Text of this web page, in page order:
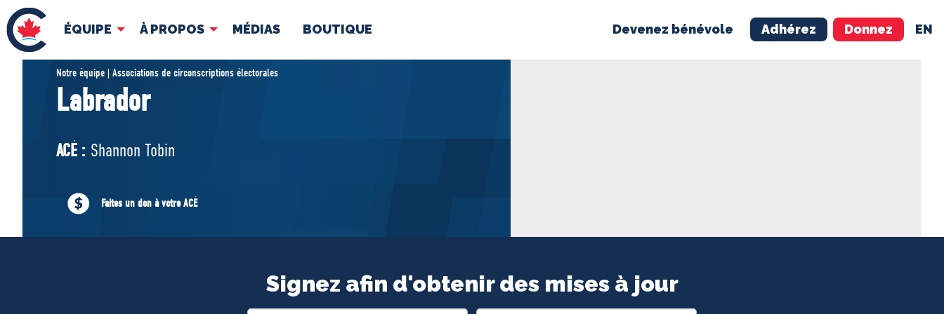
ÉQUIPE À PROPOS MÉDIAS BOUTIQUE Devenez bénévole Adhérez Donnez EN
ÉQUIPE
Pierre Poilievre
Cabinet fantôme
ACÉ
À PROPOS MÉDIAS
BOUTIQUE
Notre équipe | Associations de circonscriptions électorales
Labrador
ACÉ : Shannon Tobin
Faites un don à votre ACÉ
Signez afin d'obtenir des mises à jour